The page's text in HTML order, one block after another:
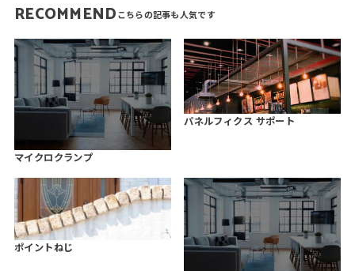
RECOMMEND
マイクロクランプ
パネルフィクス サポート
ポイントねじ